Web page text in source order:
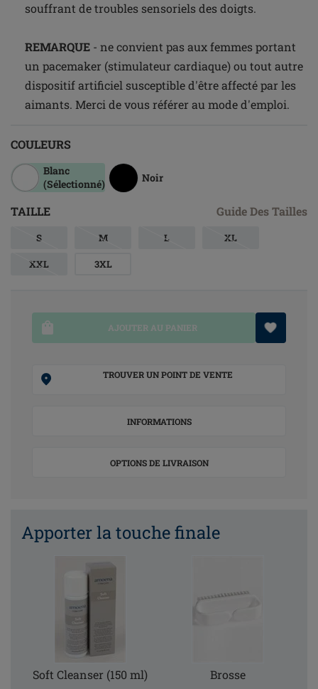
souffrant de troubles sensoriels des doigts.
REMARQUE - ne convient pas aux femmes portant
un pacemaker (stimulateur cardiaque) ou tout autre
dispositif artificiel susceptible d'être affecté par les
aimants. Merci de vous référer au mode d'emploi.
COULEURS
Blanc
(Sélectionné)
Noir
TAILLE Guide Des Tailles
S M L XL
XXL 3XL
AJOUTER AU PANIER
TROUVER UN POINT DE VENTE
INFORMATIONS
OPTIONS DE LIVRAISON
Apporter la touche finale
Soft Cleanser (150 ml) Brosse